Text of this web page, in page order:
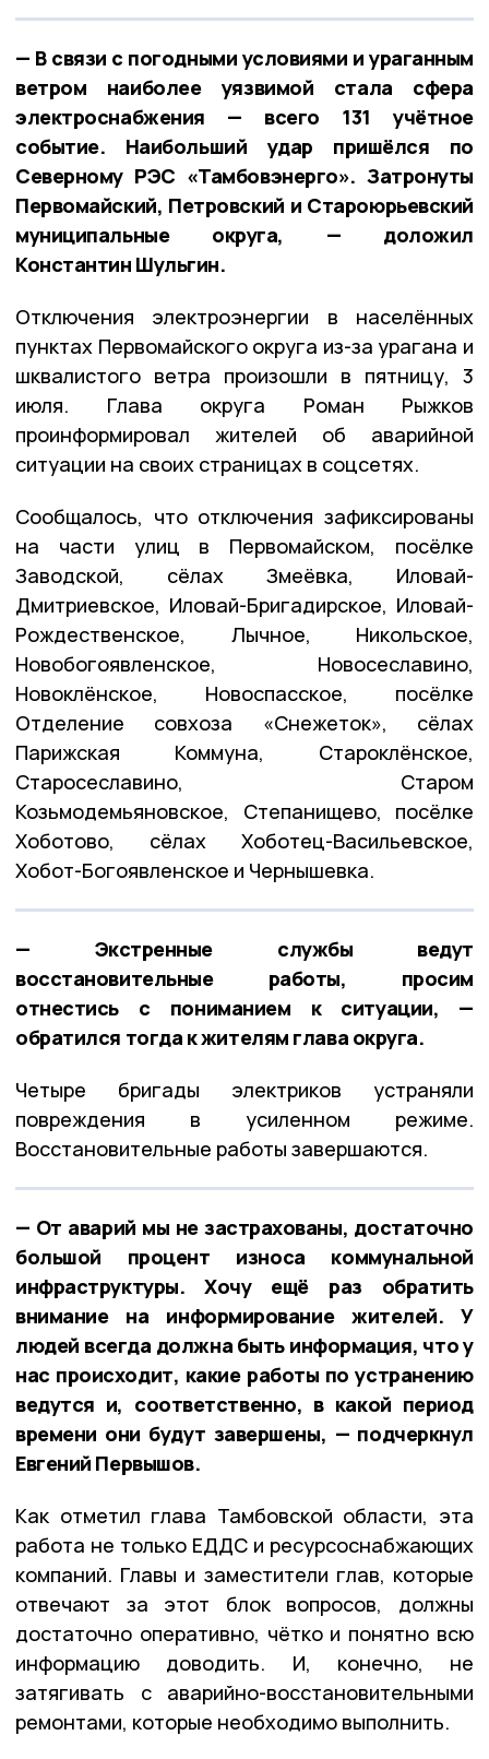
— В связи с погодными условиями и ураганным
ветром наиболее уязвимой стала сфера
электроснабжения — всего 131 учётное
событие. Наибольший удар пришёлся по
Северному РЭС «Тамбовэнерго». Затронуты
Первомайский, Петровский и Староюрьевский
муниципальные округа, — доложил
Константин Шульгин.
Отключения электроэнергии в населённых
пунктах Первомайского округа из-за урагана и
шквалистого ветра произошли в пятницу, 3
июля. Глава округа Роман Рыжков
проинформировал жителей об аварийной
ситуации на своих страницах в соцсетях.
Сообщалось, что отключения зафиксированы
на части улиц в Первомайском, посёлке
Заводской, сёлах Змеёвка, Иловай-
Дмитриевское, Иловай-Бригадирское, Иловай-
Рождественское, Лычное, Никольское,
Новобогоявленское, Новосеславино,
Новоклёнское, Новоспасское, посёлке
Отделение совхоза «Снежеток», сёлах
Парижская Коммуна, Староклёнское,
Старосеславино, Старом
Козьмодемьяновское, Степанищево, посёлке
Хоботово, сёлах Хоботец-Васильевское,
Хобот-Богоявленское и Чернышевка.
— Экстренные службы ведут
восстановительные работы, просим
отнестись с пониманием к ситуации, —
обратился тогда к жителям глава округа.
Четыре бригады электриков устраняли
повреждения в усиленном режиме.
Восстановительные работы завершаются.
— От аварий мы не застрахованы, достаточно
большой процент износа коммунальной
инфраструктуры. Хочу ещё раз обратить
внимание на информирование жителей. У
людей всегда должна быть информация, что у
нас происходит, какие работы по устранению
ведутся и, соответственно, в какой период
времени они будут завершены, — подчеркнул
Евгений Первышов.
Как отметил глава Тамбовской области, эта
работа не только ЕДДС и ресурсоснабжающих
компаний. Главы и заместители глав, которые
отвечают за этот блок вопросов, должны
достаточно оперативно, чётко и понятно всю
информацию доводить. И, конечно, не
затягивать с аварийно-восстановительными
ремонтами, которые необходимо выполнить.